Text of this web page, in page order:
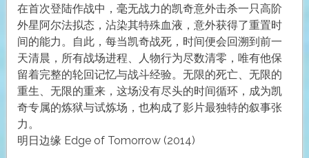
在首次登陆作战中，毫无战力的凯奇意外击杀一只高阶
外星阿尔法拟态，沾染其特殊血液，意外获得了重置时
间的能力。自此，每当凯奇战死，时间便会回溯到前一
天清晨，所有战场进程、人物行为尽数清零，唯有他保
留着完整的轮回记忆与战斗经验。无限的死亡、无限的
重生、无限的重来，这场没有尽头的时间循环，成为凯
奇专属的炼狱与试炼场，也构成了影片最独特的叙事张
力。
明日边缘 Edge of Tomorrow (2014)